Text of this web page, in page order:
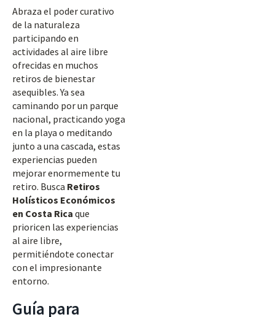
Abraza el poder curativo
de la naturaleza
participando en
actividades al aire libre
ofrecidas en muchos
retiros de bienestar
asequibles. Ya sea
caminando por un parque
nacional, practicando yoga
en la playa o meditando
junto a una cascada, estas
experiencias pueden
mejorar enormemente tu
retiro. Busca Retiros
Holísticos Económicos
en Costa Rica que
prioricen las experiencias
al aire libre,
permitiéndote conectar
con el impresionante
entorno.
Guía para